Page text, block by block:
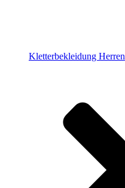
Kletterbekleidung Herren